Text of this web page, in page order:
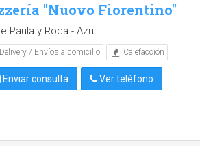
"Nuovo Fiorentino"
Paula y Roca - Azul
Delivery / Envíos a domicilio Calefacción
Enviar consulta Ver teléfono